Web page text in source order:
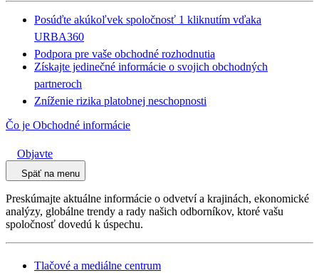
Posúďte akúkoľvek spoločnosť 1 kliknutím vďaka
URBA360
Podpora pre vaše obchodné rozhodnutia
Získajte jedinečné informácie o svojich obchodných
partneroch
Zníženie rizika platobnej neschopnosti
Čo je Obchodné informácie
Objavte
Späť na menu
Preskúmajte aktuálne informácie o odvetví a krajinách, ekonomické
analýzy, globálne trendy a rady našich odborníkov, ktoré vašu
spoločnosť dovedú k úspechu.
Tlačové a mediálne centrum